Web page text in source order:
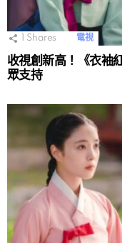
Shares 電視
收視創新高！《衣袖
眾支持